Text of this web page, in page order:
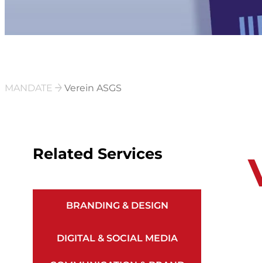
MANDATE Verein ASGS
Related Services
BRANDING & DESIGN
DIGITAL & SOCIAL MEDIA